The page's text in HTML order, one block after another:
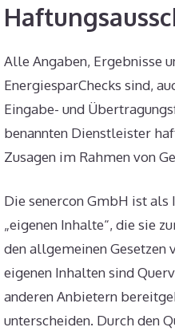
Alle Angaben, Ergebnisse
EnergiesparChecks sind,
Eingabe- und
benannten Dienstleister
Zusagen im Rahmen von
Die senercon GmbH ist
„eigenen Inhalte“, die sie
den allgemeinen Gesetzen
eigenen Inhalten sind
anderen Anbietern
unterscheiden. Durch den